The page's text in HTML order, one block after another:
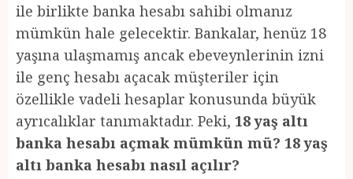
ile birlikte banka hesabı sahibi olmanız
mümkün hale gelecektir. Bankalar, henüz 18
yaşına ulaşmamış ancak ebeveynlerinin izni
ile genç hesabı açacak müşteriler için
özellikle vadeli hesaplar konusunda büyük
ayrıcalıklar tanımaktadır. Peki, 18 yaş altı
banka hesabı açmak mümkün mü? 18 yaş
altı banka hesabı nasıl açılır?